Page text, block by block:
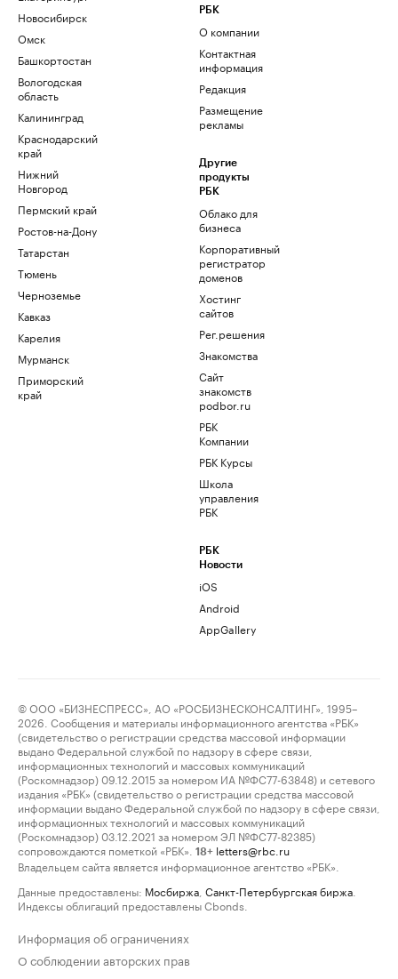
Новосибирск
Омск
Башкортостан
Вологодская
область
Калининград
Краснодарский
край
Нижний
Новгород
Пермский край
Ростов-на-Дону
Татарстан
Тюмень
Черноземье
Кавказ
Карелия
Мурманск
Приморский
край
РБК
О компании
Контактная
информация
Редакция
Размещение
рекламы
Другие
продукты
РБК
Облако для
бизнеса
Корпоративный
регистратор
доменов
Хостинг
сайтов
Рег.решения
Знакомства
Сайт
знакомств
podbor.ru
РБК
Компании
РБК Курсы
Школа
управления
РБК
РБК
Новости
iOS
Android
AppGallery
© ООО «БИЗНЕСПРЕСС», АО «РОСБИЗНЕСКОНСАЛТИНГ», 1995–
2026. Сообщения и материалы информационного агентства «РБК»
(свидетельство о регистрации средства массовой информации
выдано Федеральной службой по надзору в сфере связи,
информационных технологий и массовых коммуникаций
(Роскомнадзор) 09.12.2015 за номером ИА №ФС77-63848) и сетевого
издания «РБК» (свидетельство о регистрации средства массовой
информации выдано Федеральной службой по надзору в сфере связи,
информационных технологий и массовых коммуникаций
(Роскомнадзор) 03.12.2021 за номером ЭЛ №ФС77-82385)
сопровождаются пометкой «РБК».
18+ letters@rbc.ru
Владельцем сайта является информационное агентство «РБК».
Данные предоставлены: Мосбиржа Санкт-Петербургская биржа
Индексы облигаций предоставлены Cbonds.
Информация об ограничениях
О соблюдении авторских прав